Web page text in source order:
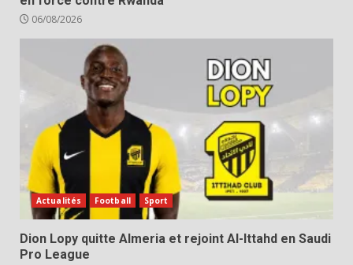
06/08/2026
Actualités Football Sport
Dion Lopy quitte Almeria et rejoint Al-Ittahd en Saudi
Pro League